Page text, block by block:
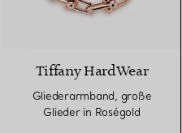
Tiffany HardWear
Gliederarmband, große
Glieder in Roségold